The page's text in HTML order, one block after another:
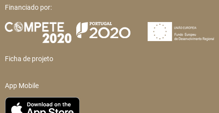
Financiado por:
Ficha de projeto
App Mobile